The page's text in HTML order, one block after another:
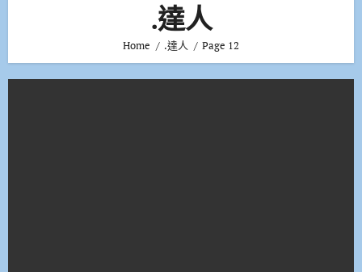
.達人
Home .達人 Page 12